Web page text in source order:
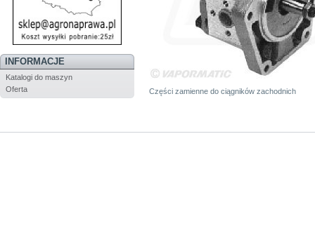
INFORMACJE
Katalogi do maszyn
Oferta
Części zamienne do ciągników zachodnich